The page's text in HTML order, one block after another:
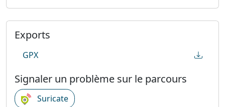
Exports
GPX
Signaler un problème sur le parcours
Suricate